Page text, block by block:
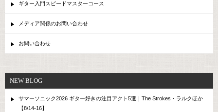
ギター入門スピードマスターコース
メディア関係のお問い合わせ
お問い合わせ
NEW BLOG
サマーソニック2026 ギター好きの注目アクト5選｜The Strokes・ラルクほか
【8/14-16】